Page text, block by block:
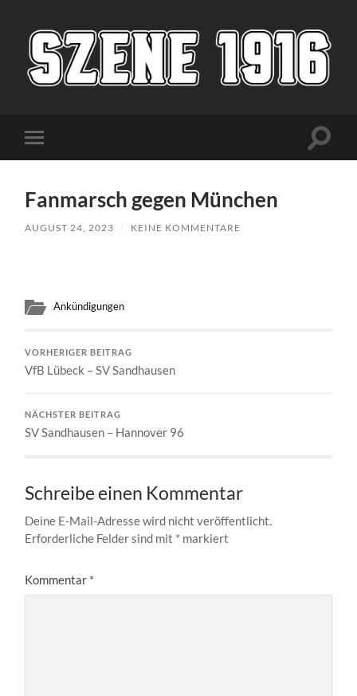
Menü
Fanmarsch gegen München
AUGUST 24, 2023 / KEINE KOMMENTARE
Ankündigungen
VORHERIGER BEITRAG
VfB Lübeck – SV Sandhausen
NÄCHSTER BEITRAG
SV Sandhausen – Hannover 96
Schreibe einen Kommentar
Deine E-Mail-Adresse wird nicht veröffentlicht.
Erforderliche Felder sind mit * markiert
Kommentar *